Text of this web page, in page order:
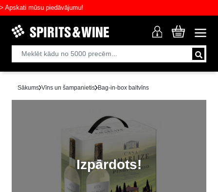
mūsu piedāvājumu!
Sākums Vīns un šampanietis Bag-in-box baltvīns
Izpārdots!